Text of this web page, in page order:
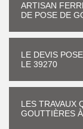
ARTISAN
DE POSE DE
LE DEVIS
LE 39270
LES TRAVAUX
GOUTTIÈRES